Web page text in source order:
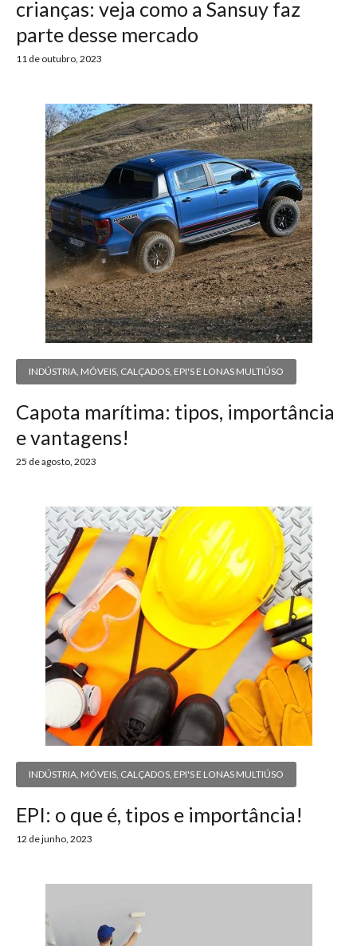
crianças: veja como a Sansuy faz
parte desse mercado
11 de outubro, 2023
INDÚSTRIA MÓVEIS, CALÇADOS, EPI'S E LONAS MULTIÚSO
Capota marítima: tipos, importância
e vantagens!
25 de agosto, 2023
INDÚSTRIA MÓVEIS, CALÇADOS, EPI'S E LONAS MULTIÚSO
EPI: o que é, tipos e importância!
12 de junho, 2023